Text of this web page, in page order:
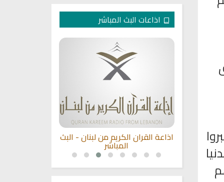
اذاعات البث المباشر
الشيخ اذاعة القران الكريم من لبنان - البث
المباشر